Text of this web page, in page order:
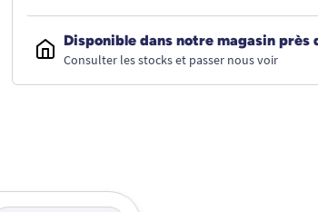
Disponible dans notre magasin près
Consulter les stocks et passer nous voir